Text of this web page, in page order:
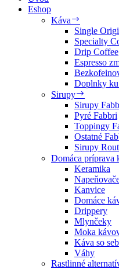
Eshop
Káva
Single
Specialty
Drip Coffee
Espresso
Doplnky
Sirupy
Sirupy
Pyré Fabbri
Toppingy
Ostatné
Sirupy
Domáca príprava
Keramika
Kanvice
Domáce
Drippery
Mlynčeky
Moka
Káva so
Váhy
Rastlinné